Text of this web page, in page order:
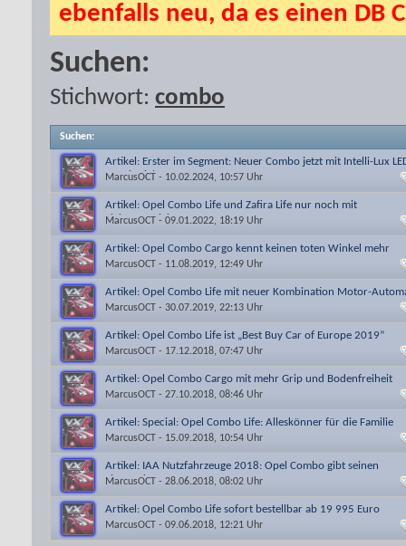
ebenfalls neu, da es einen DB
Suchen:
Stichwort: combo
Suchen:
Artikel: Erster im Segment: Neuer Combo jetzt mit Intelli-Lux
Matrix Licht
MarcusOCT - 10.02.2024, 10:57 Uhr
Artikel: Opel Combo Life und Zafira Life nur noch mit
Elektroantrieb
MarcusOCT - 09.01.2022, 18:19 Uhr
Artikel: Opel Combo Cargo kennt keinen toten Winkel mehr
MarcusOCT - 11.08.2019, 12:49 Uhr
Artikel: Opel Combo Life mit neuer Kombination Motor-
MarcusOCT - 30.07.2019, 22:13 Uhr
Artikel: Opel Combo Life ist „Best Buy Car of Europe 2019”
MarcusOCT - 17.12.2018, 07:47 Uhr
Artikel: Opel Combo Cargo mit mehr Grip und Bodenfreiheit
MarcusOCT - 27.10.2018, 08:46 Uhr
Artikel: Special: Opel Combo Life: Alleskönner für die Familie
MarcusOCT - 15.09.2018, 10:54 Uhr
Artikel: IAA Nutzfahrzeuge 2018: Opel Combo gibt seinen
Einstand
MarcusOCT - 28.06.2018, 08:02 Uhr
Artikel: Opel Combo Life sofort bestellbar ab 19 995 Euro
MarcusOCT - 09.06.2018, 12:21 Uhr